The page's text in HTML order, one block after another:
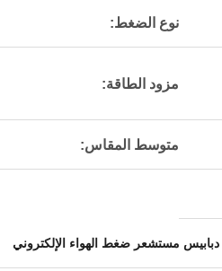
نوع الضغط:
مزود الطاقة:
متوسط ​​المقاس: